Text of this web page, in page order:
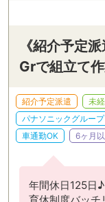
《紹介予定
Grで組立て
紹介予定派遣 未
パナソニックグループ
車通勤OK
6ヶ月
年間休日125日
育休制度バッチ